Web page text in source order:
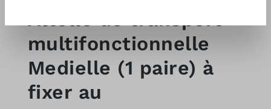
Attelle de transport
multifonctionnelle
Medielle (1 paire) à
fixer au